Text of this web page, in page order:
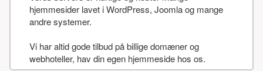
hjemmesider lavet i WordPress, Joomla og mange
andre systemer.
Vi har altid gode tilbud på billige domæner og
webhoteller, hav din egen hjemmeside hos os.